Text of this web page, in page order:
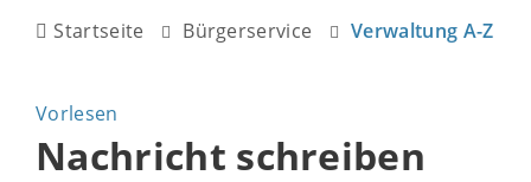
Startseite Bürgerservice Verwaltung A-Z
Vorlesen
Nachricht schreiben